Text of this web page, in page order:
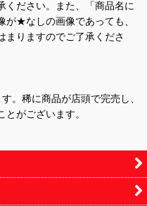
ください。また、「商品名に
が★なしの画像であっても、
まりますのでご了承くださ
。稀に商品が店頭で完売し、
がございます。